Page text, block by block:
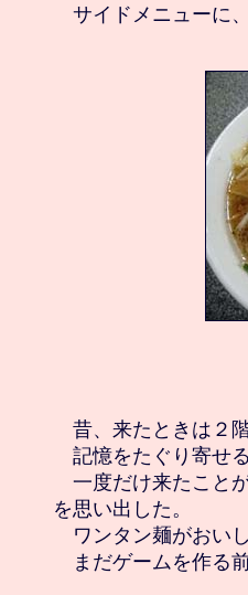
昔、来たときは２
記憶をたぐり寄せ
一度だけ来たこと
を思い出した。
ワンタン麺がおい
まだゲームを作る前